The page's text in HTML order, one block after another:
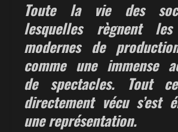
Toute la vie des
lesquelles règnent
modernes de
comme une immense
de spectacles. Tout
directement vécu s’est
une représentation.